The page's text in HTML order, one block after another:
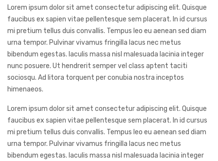
Lorem ipsum dolor sit amet consectetur adipiscing elit. Quisque
faucibus ex sapien vitae pellentesque sem placerat. In id cursus
mi pretium tellus duis convallis. Tempus leo eu aenean sed diam
urna tempor. Pulvinar vivamus fringilla lacus nec metus
bibendum egestas. Iaculis massa nisl malesuada lacinia integer
nunc posuere. Ut hendrerit semper vel class aptent taciti
sociosqu. Ad litora torquent per conubia nostra inceptos
himenaeos.
Lorem ipsum dolor sit amet consectetur adipiscing elit. Quisque
faucibus ex sapien vitae pellentesque sem placerat. In id cursus
mi pretium tellus duis convallis. Tempus leo eu aenean sed diam
urna tempor. Pulvinar vivamus fringilla lacus nec metus
bibendum egestas. Iaculis massa nisl malesuada lacinia integer